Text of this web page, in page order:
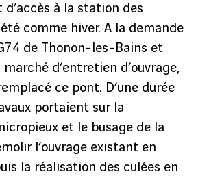
d’accès à la station des
comme hiver. A la demande
de Thonon-les-Bains et
d’entretien d’ouvrage,
ce pont. D’une durée
portaient sur la
et le busage de la
l’ouvrage existant en
la réalisation des culées en